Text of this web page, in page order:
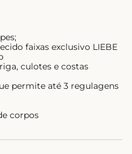
faixas exclusivo LIEBE
culotes e costas
permite até 3 regulagens
corpos